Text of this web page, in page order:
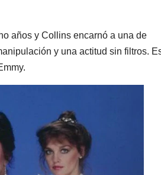
años y Collins encarnó a una de
y una actitud sin filtros.